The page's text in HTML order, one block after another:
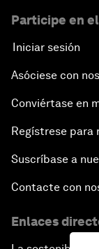
Participe en
Iniciar sesión
Asóciese con
Conviértase en
Regístrese para
Suscríbase a
Contacte con
Enlaces